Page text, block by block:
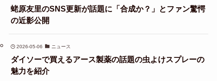
蛯原友里のSNS更新が話題に「合成か？」とファン驚愕
の近影公開
2026-05-06 ニュース
ダイソーで買えるアース製薬の話題の虫よけスプレーの
魅力を紹介